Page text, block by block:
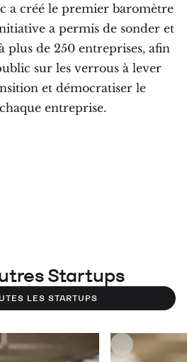
a créé le premier baromètre
a permis de sonder et
plus de 250 entreprises, afin
sur les verrous à lever
et démocratiser le
entreprise.
Startups
LES STARTUPS